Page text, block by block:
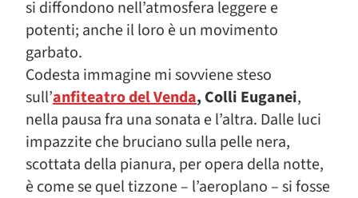
si diffondono nell’atmosfera leggere e
potenti; anche il loro è un movimento
garbato.
Codesta immagine mi sovviene steso
sull’anfiteatro del Venda, Colli Euganei,
nella pausa fra una sonata e l’altra. Dalle luci
impazzite che bruciano sulla pelle nera,
scottata della pianura, per opera della notte,
è come se quel tizzone – l’aeroplano – si fosse